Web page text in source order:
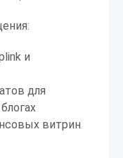
и
для
витрин